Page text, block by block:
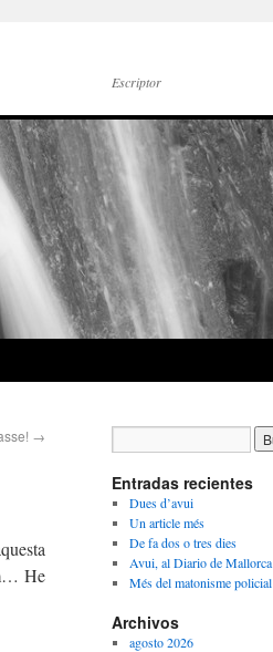
Escriptor
→
He
Entradas recientes
Dues d’avui
Un article més
De fa dos o tres dies
Avui, al Diario de Mallorca
Més del matonisme policial
Archivos
agosto 2026